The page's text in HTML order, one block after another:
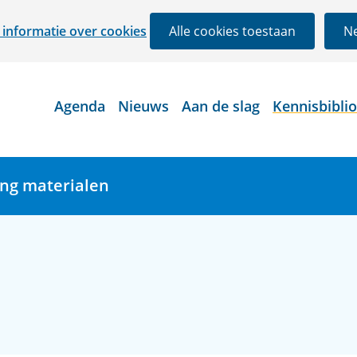
over cookies Alle cookies toestaan
Ga
naar
Agenda Nieuws Aan de slag
materialen